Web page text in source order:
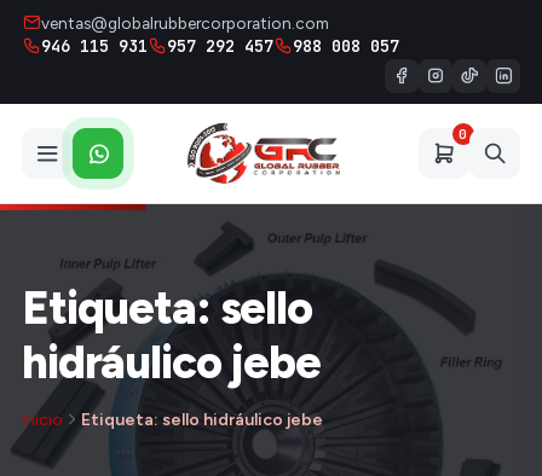
ventas@globalrubbercorporation.com
946 115 931 957 292 457 988 008 057
0
Etiqueta: sello
hidráulico jebe
Inicio Etiqueta: sello hidráulico jebe